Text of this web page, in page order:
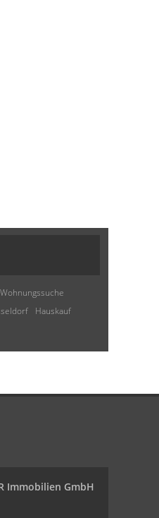
Wohnungssuche
Hauskauf
Immobilien GmbH